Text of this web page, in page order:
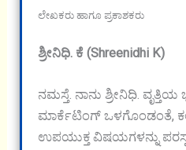
ಲೇಖಕರು ಹಾಗೂ ಪ್ರಕಾಶಕರು
ಶ್ರೀನಿಧಿ. ಕೆ (Shreenidhi K)
ನಮಸ್ತೆ. ನಾನು ಶ್ರೀನಿಧಿ.
ಮಾರ್ಕೆಟಿಂಗ್ ಒಳಗೊಂಡಂತೆ,
ಉಪಯುಕ್ತ ವಿಷಯಗಳನ್ನು